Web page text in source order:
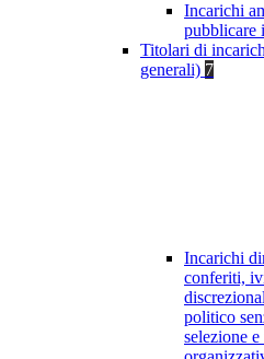
Incarichi
pubblicare
Titolari di
generali) 7
Incarichi
conferiti,
politico
selezione